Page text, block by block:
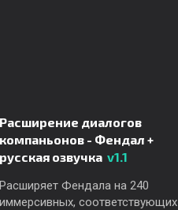
Расширение диалогов
компаньонов - Фендал +
русская озвучка v1.1
Расширяет Фендала на 240
иммерсивных, соответствующих